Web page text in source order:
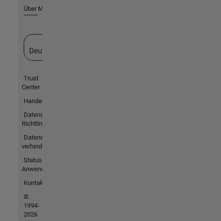
Über MathWorks
Deutschland
Trust
Center
Handelsmarken
Datenschutz-
Richtlinien
Datendiebstahl
verhindern
Status von
Anwendungen
Kontakt
©
1994-
2026